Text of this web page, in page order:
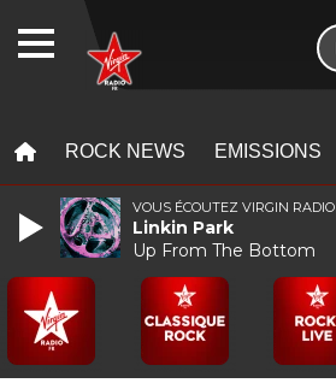
ROCK NEWS EMISSIONS
VOUS ÉCOUTEZ VIRGIN RADIO
Linkin Park
Up From The Bottom
WEBRADIO